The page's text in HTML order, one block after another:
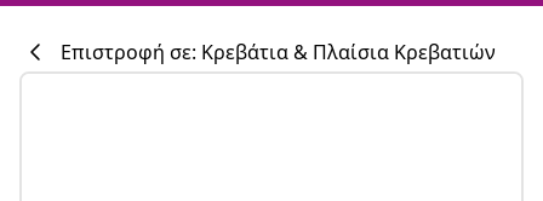
Επιστροφή σε: Κρεβάτια & Πλαίσια Κρεβατιών